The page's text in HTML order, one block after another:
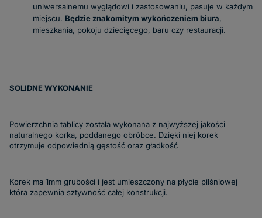
uniwersalnemu wyglądowi i zastosowaniu, pasuje w każdym
miejscu. Będzie znakomitym wykończeniem biura,
mieszkania, pokoju dziecięcego, baru czy restauracji.
SOLIDNE WYKONANIE
Powierzchnia tablicy została wykonana z najwyższej jakości
naturalnego korka, poddanego obróbce. Dzięki niej korek
otrzymuje odpowiednią gęstość oraz gładkość
Korek ma 1mm grubości i jest umieszczony na płycie pilśniowej
która zapewnia sztywność całej konstrukcji.